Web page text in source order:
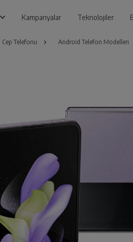
Kampanyalar Teknolojiler
Cep Telefonu Android Telefon Modelleri